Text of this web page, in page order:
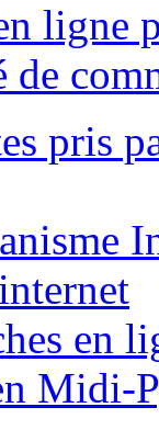
ligne
de
pris
en
Midi-